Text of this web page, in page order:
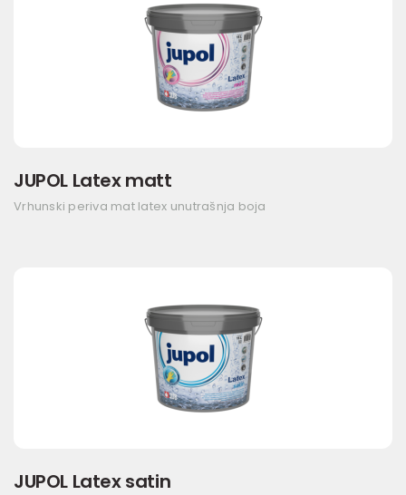
JUPOL Latex matt
Vrhunski periva mat latex unutrašnja boja
JUPOL Latex satin